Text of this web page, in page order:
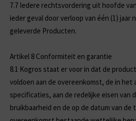
7.7 Iedere rechtsvordering uit hoofde
ieder geval door verloop van één (1) jaar
geleverde Producten.
Artikel 8 Conformiteit en garantie
8.1 Kogros staat er voor in dat de
voldoen aan de overeenkomst, de in het
specificaties, aan de redelijke eisen van
bruikbaarheid en de op de datum van